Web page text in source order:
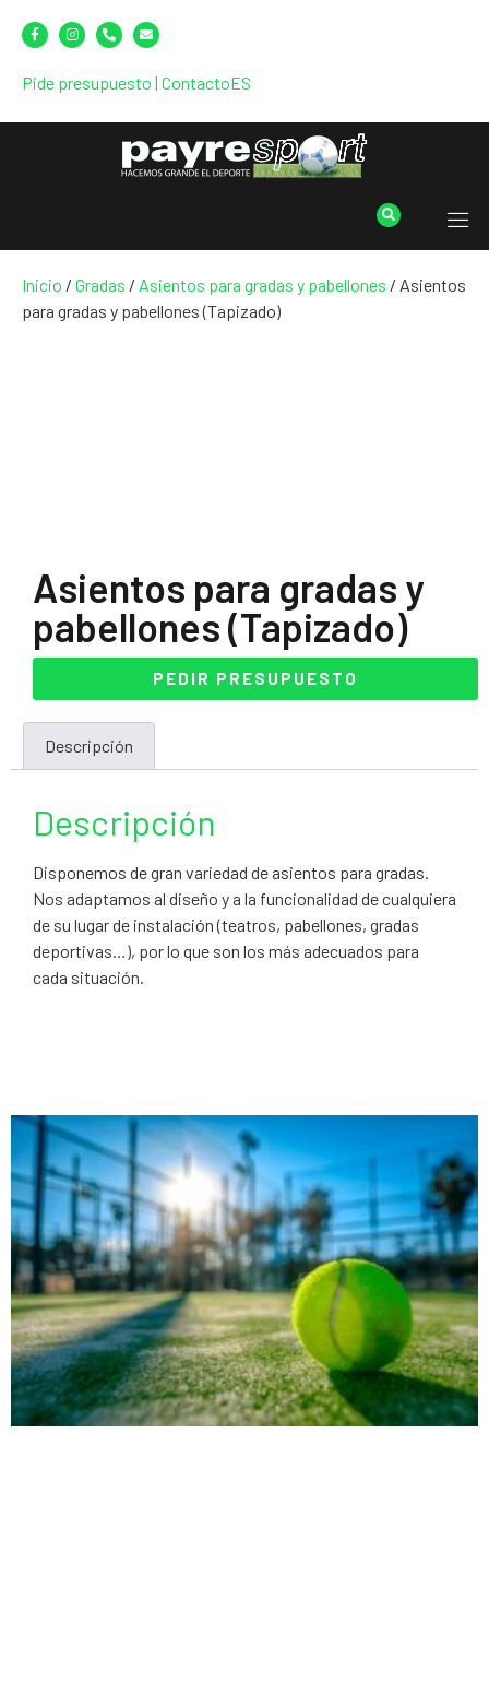
Pide presupuesto | ContactoES
Inicio / Gradas / Asientos para gradas y pabellones / Asientos
para gradas y pabellones (Tapizado)
Asientos para gradas y
pabellones (Tapizado)
PEDIR PRESUPUESTO
Descripción
Descripción
Disponemos de gran variedad de asientos para gradas.
Nos adaptamos al diseño y a la funcionalidad de cualquiera
de su lugar de instalación (teatros, pabellones, gradas
deportivas…), por lo que son los más adecuados para
cada situación.